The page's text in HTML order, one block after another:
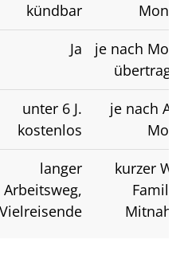
kündbar
Ja
je nach
unter 6 J.
kostenlos
je nach
langer
Arbeitsweg,
Vielreisende
kurzer